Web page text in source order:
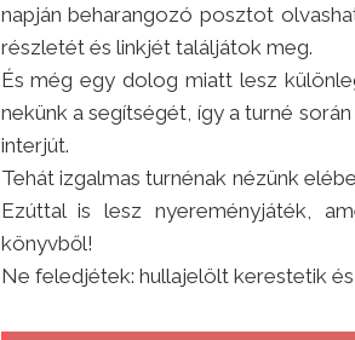
napján beharangozó posztot
részletét és linkjét találjátok meg.
És még egy dolog miatt lesz
nekünk a segítségét, így a turné
interjút.
Tehát izgalmas turnénak nézünk
Ezúttal is lesz nyereményjáték,
könyvből!
Ne feledjétek: hullajelölt kerestetik